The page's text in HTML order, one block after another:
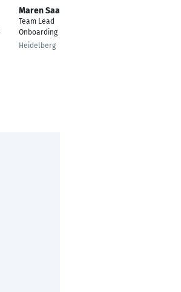
Maren Saalheim
Team Lead
Onboarding
Heidelberg